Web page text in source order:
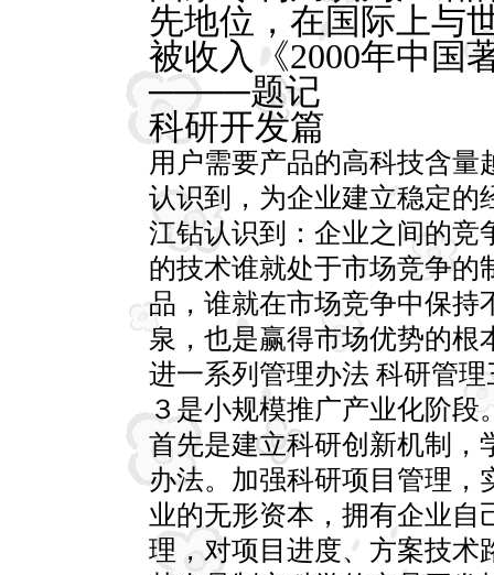
先地位，在国际上与
被收入《2000年中国
────题记
科研开发篇
用户需要产品的高科技含
认识到，为企业建立稳定的
江钻认识到：企业之间的竞
的技术谁就处于市场竞争的
品，谁就在市场竞争中保持
泉，也是赢得市场优势的根
进一系列管理办法 科研管
３是小规模推广产业化阶
首先是建立科研创新机制，
办法。加强科研项目管理，
业的无形资本，拥有企业自
理，对项目进度、方案技术